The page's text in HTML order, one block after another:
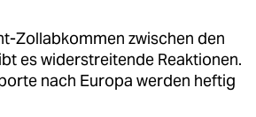
Zollabkommen zwischen den
es widerstreitende Reaktionen.
nach Europa werden heftig